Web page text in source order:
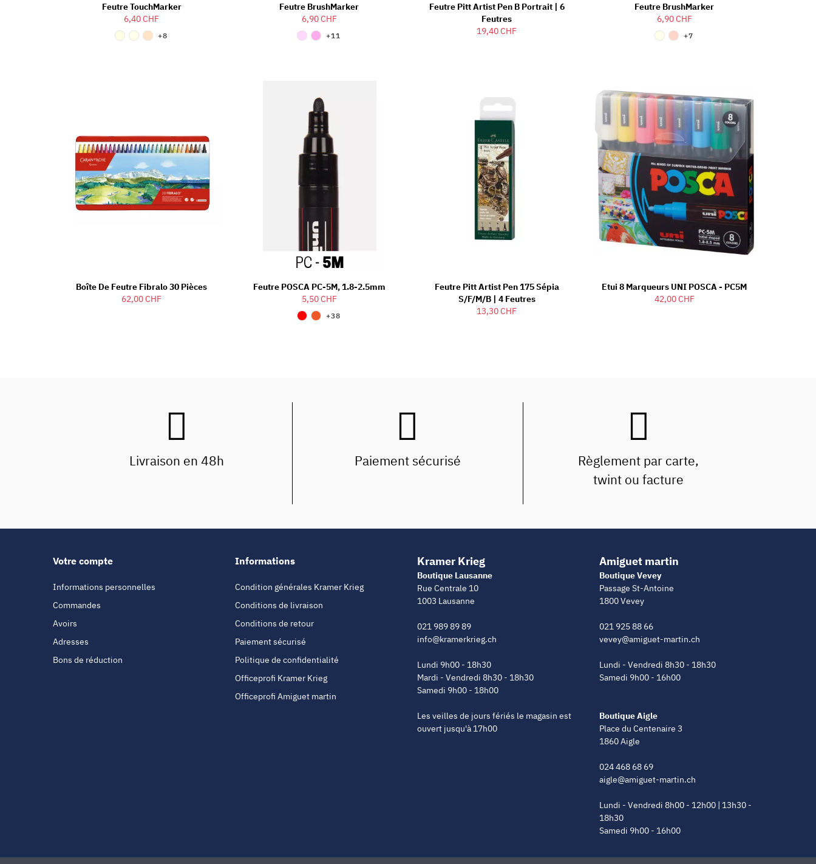
Feutre TouchMarker
6,40 CHF
+8
Feutre BrushMarker
6,90 CHF
+11
Feutre Pitt Artist Pen B Portrait | 6
Feutres
19,40 CHF
Feutre BrushMarker
6,90 CHF
+7
Boîte De Feutre Fibralo 30 Pièces
62,00 CHF
Feutre POSCA PC-5M, 1.8-2.5mm
5,50 CHF
+38
Feutre Pitt Artist Pen 175 Sépia
S/F/M/B | 4 Feutres
13,30 CHF
Etui 8 Marqueurs UNI POSCA - PC5M
42,00 CHF
Livraison en 48h Paiement sécurisé
Règlement par carte,
twint ou facture
Votre compte
Informations personnelles
Commandes
Avoirs
Adresses
Bons de réduction
Informations
Condition générales Kramer Krieg
Conditions de livraison
Conditions de retour
Paiement sécurisé
Politique de confidentialité
Officeprofi Kramer Krieg
Officeprofi Amiguet martin
Kramer Krieg
Boutique Lausanne
Rue Centrale 10
1003 Lausanne
021 989 89 89
info@kramerkrieg.ch
Lundi 9h00 - 18h30
Mardi - Vendredi 8h30 - 18h30
Samedi 9h00 - 18h00
Les veilles de jours fériés le magasin est
ouvert jusqu'à 17h00
Amiguet martin
Boutique Vevey
Passage St-Antoine
1800 Vevey
021 925 88 66
vevey@amiguet-martin.ch
Lundi - Vendredi 8h30 - 18h30
Samedi 9h00 - 16h00
Boutique Aigle
Place du Centenaire 3
1860 Aigle
024 468 68 69
aigle@amiguet-martin.ch
Lundi - Vendredi 8h00 - 12h00 | 13h30 -
18h30
Samedi 9h00 - 16h00